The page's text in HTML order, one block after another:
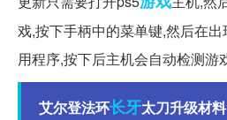
戏,按下手柄中的菜单键,然后在
用程序,按下后主机会自动检测游
艾尔登法环长牙太刀升级材